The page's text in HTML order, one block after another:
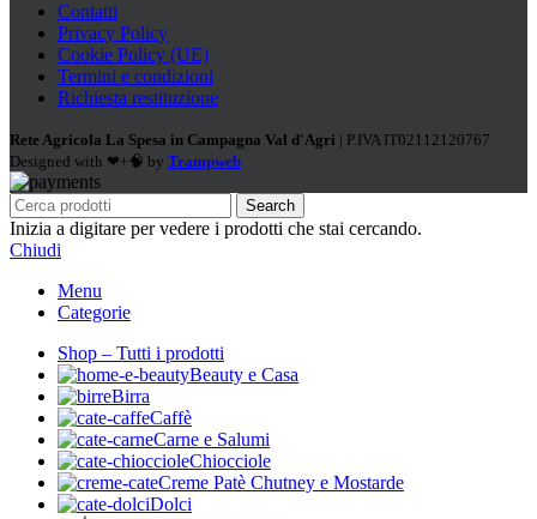
Contatti
Privacy Policy
Cookie Policy (UE)
Termini e condizioni
Richiesta restituzione
Rete Agricola La Spesa in Campagna Val d'Agri | P.IVA IT02112120767
Designed with ❤+🧠 by Trampweb
Search
Inizia a digitare per vedere i prodotti che stai cercando.
Chiudi
Menu
Categorie
Shop – Tutti i prodotti
Beauty e Casa
Birra
Caffè
Carne e Salumi
Chiocciole
Creme Patè Chutney e Mostarde
Dolci